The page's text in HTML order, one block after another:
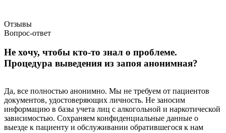
Отзывы
Вопрос-ответ
Не хочу, чтобы кто-то знал о проблеме.
Процедура выведения из запоя анонимная?
Да, все полностью анонимно. Мы не требуем от пациентов
документов, удостоверяющих личность. Не заносим
информацию в базы учета лиц с алкогольной и наркотической
зависимостью. Сохраняем конфиденциальные данные о
выезде к пациенту и обслуживании обратившегося к нам